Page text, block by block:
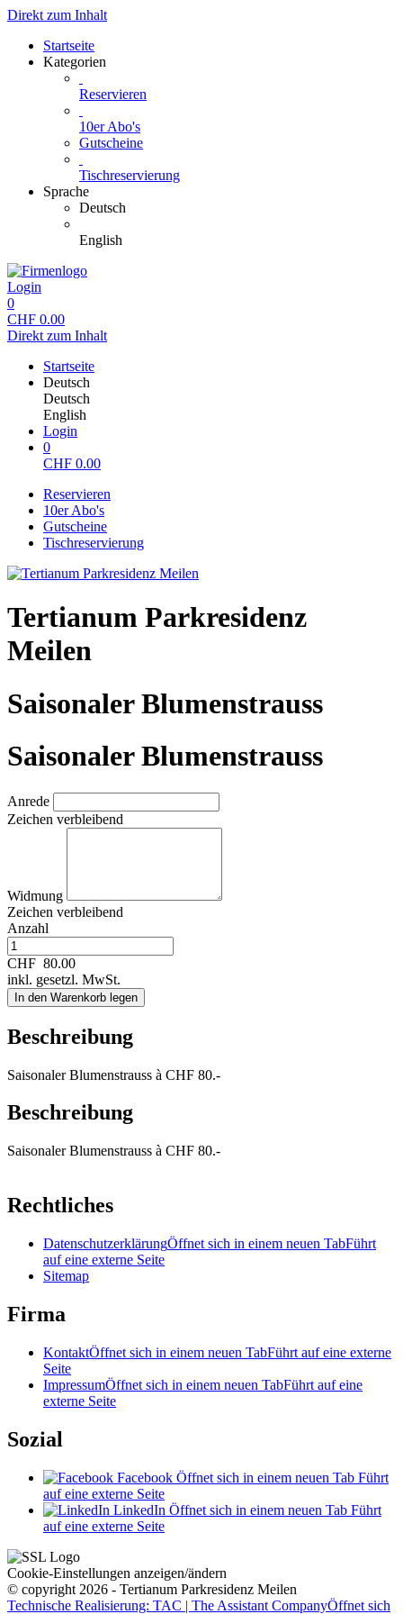
Direkt zum Inhalt
Startseite
Kategorien
Reservieren
10er Abo's
Gutscheine
Tischreservierung
Sprache
Deutsch
English
Login
0
CHF 0.00
Direkt zum Inhalt
Startseite
Deutsch
Deutsch
English
Login
0
CHF 0.00
Reservieren
10er Abo's
Gutscheine
Tischreservierung
Tertianum Parkresidenz
Meilen
Saisonaler Blumenstrauss
Saisonaler Blumenstrauss
Anrede
Zeichen verbleibend
Widmung
Zeichen verbleibend
Anzahl
CHF 80.00
inkl. gesetzl. MwSt.
In den Warenkorb legen
Beschreibung
Saisonaler Blumenstrauss à CHF 80.-
Beschreibung
Saisonaler Blumenstrauss à CHF 80.-
Rechtliches
DatenschutzerklärungÖffnet sich in einem neuen TabFührt
auf eine externe Seite
Sitemap
Firma
KontaktÖffnet sich in einem neuen TabFührt auf eine externe
Seite
ImpressumÖffnet sich in einem neuen TabFührt auf eine
externe Seite
Sozial
Facebook Öffnet sich in einem neuen Tab Führt
auf eine externe Seite
LinkedIn Öffnet sich in einem neuen Tab Führt
auf eine externe Seite
Cookie-Einstellungen anzeigen/ändern
© copyright 2026 - Tertianum Parkresidenz Meilen
Technische Realisierung: TAC | The Assistant CompanyÖffnet sich